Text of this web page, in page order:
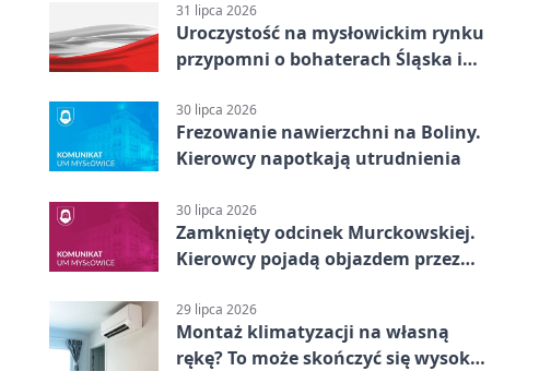
31 lipca 2026
Uroczystość na mysłowickim rynku
przypomni o bohaterach Śląska i
30 lipca 2026
Frezowanie nawierzchni na Boliny.
Kierowcy napotkają utrudnienia
30 lipca 2026
Zamknięty odcinek Murckowskiej.
Kierowcy pojadą objazdem przez
29 lipca 2026
Montaż klimatyzacji na własną
rękę? To może skończyć się wysoką